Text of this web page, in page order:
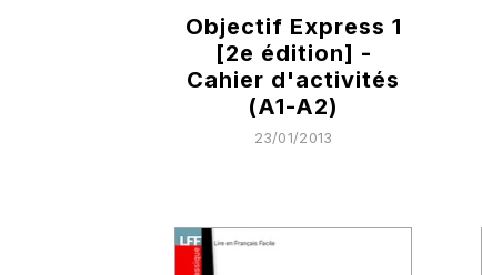
Objectif Express 1
[2e édition] -
Cahier d'activités
(A1-A2)
23/01/2013